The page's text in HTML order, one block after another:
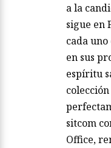
a la
sigue en
cada
en sus
espíritu
sitcom
Office,